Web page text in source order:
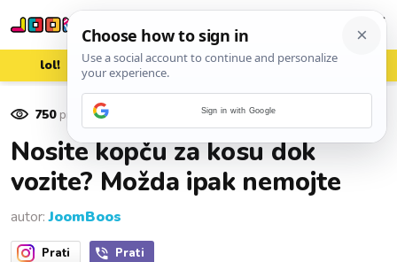
lol! aww vrh! woot?!
750pregleda
Nosite kopču za kosu dok
vozite? Možda ipak nemojte
autor:JoomBoos
Prati Prati
Sign in with Google